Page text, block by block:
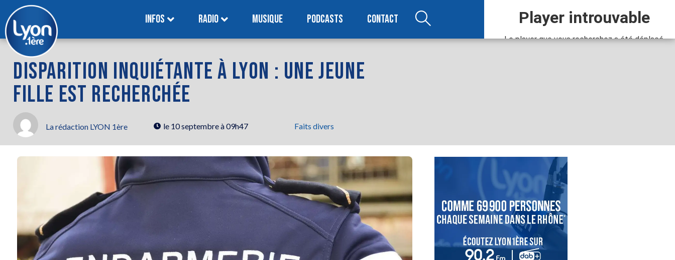
INFOS RADIO MUSIQUE PODCASTS CONTACT
DISPARITION INQUIÉTANTE À LYON : UNE JEUNE
FILLE EST RECHERCHÉE
La rédaction LYON 1ère le 10 septembre à 09h47 Faits divers